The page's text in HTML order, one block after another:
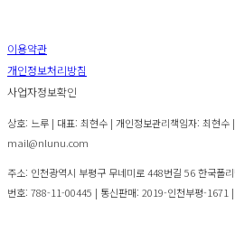
이용약관
개인정보처리방침
사업자정보확인
상호: 느루 | 대표: 최현수 | 개인정보관리책임자: 최현
mail@nlunu.com
주소: 인천광역시 부평구 무네미로 448번길 56 한국폴
번호: 788-11-00445 | 통신판매: 2019-인천부평-1671